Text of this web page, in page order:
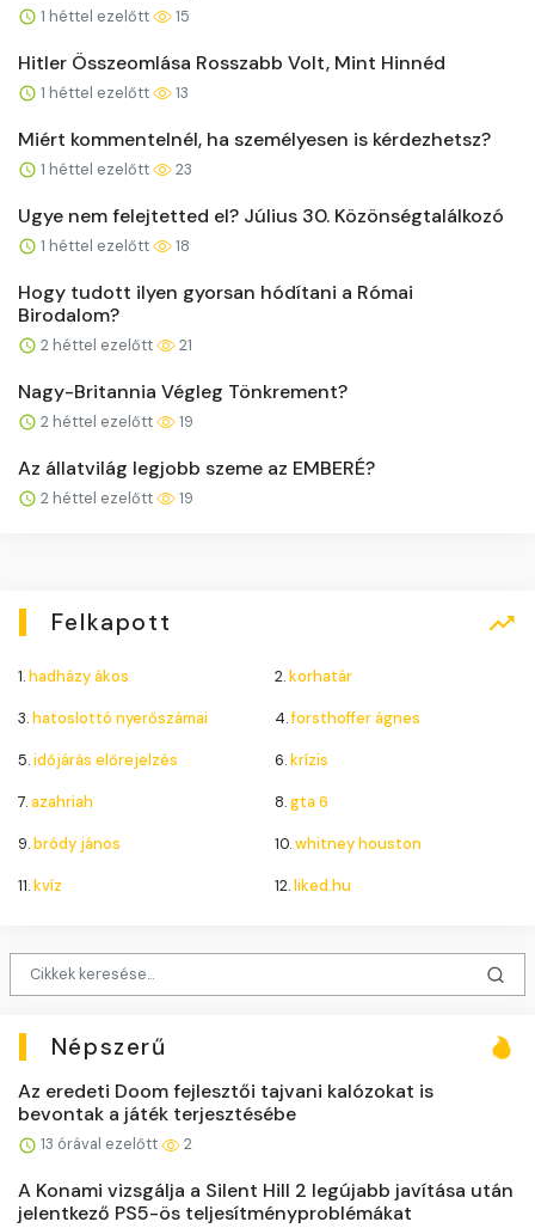
1 héttel ezelőtt 15
Hitler Összeomlása Rosszabb Volt, Mint Hinnéd
1 héttel ezelőtt 13
Miért kommentelnél, ha személyesen is kérdezhetsz?
1 héttel ezelőtt 23
Ugye nem felejtetted el? Július 30. Közönségtalálkozó
1 héttel ezelőtt 18
Hogy tudott ilyen gyorsan hódítani a Római
Birodalom?
2 héttel ezelőtt 21
Nagy-Britannia Végleg Tönkrement?
2 héttel ezelőtt 19
Az állatvilág legjobb szeme az EMBERÉ?
2 héttel ezelőtt 19
Felkapott
1.hadházy ákos 2.korhatár
3.hatoslottó nyerőszámai 4.forsthoffer ágnes
5.időjárás előrejelzés 6.krízis
7.azahriah 8.gta 6
9.bródy jános 10.whitney houston
11.kvíz 12.liked.hu
Népszerű
Az eredeti Doom fejlesztői tajvani kalózokat is
bevontak a játék terjesztésébe
13 órával ezelőtt 2
A Konami vizsgálja a Silent Hill 2 legújabb javítása után
jelentkező PS5-ös teljesítményproblémákat